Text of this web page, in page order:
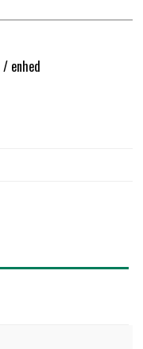
/ enhed